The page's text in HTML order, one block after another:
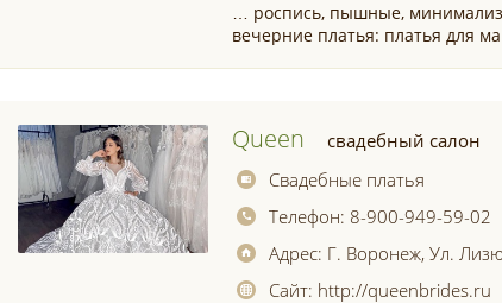
… роспись, пышные,
вечерние платья: платья для
Queen
свадебный салон
Свадебные платья
Телефон: 8-900-949-59-02
Адрес: Г. Воронеж, Ул.
Сайт: http://queenbrides.ru